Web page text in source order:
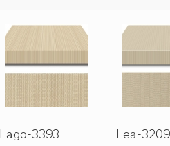
Lago-3393 Lea-